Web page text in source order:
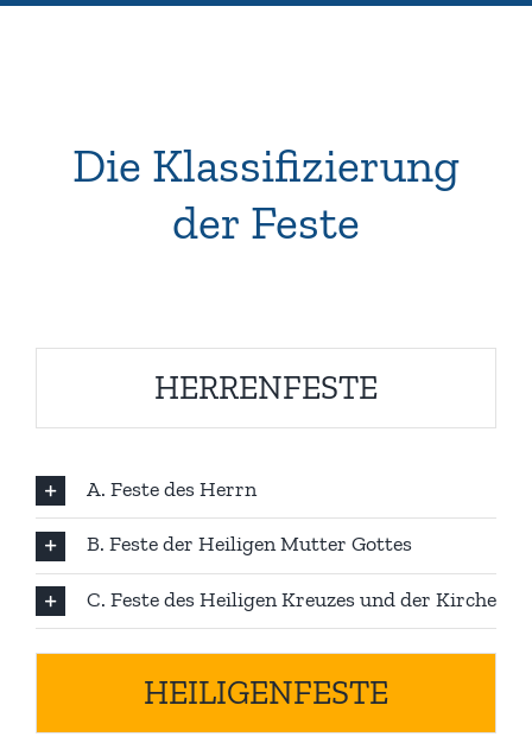
Die Klassifizierung
der Feste
HERRENFESTE
A. Feste des Herrn
B. Feste der Heiligen Mutter Gottes
C. Feste des Heiligen Kreuzes und der Kirche
HEILIGENFESTE